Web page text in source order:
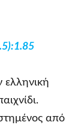
ελληνική
από